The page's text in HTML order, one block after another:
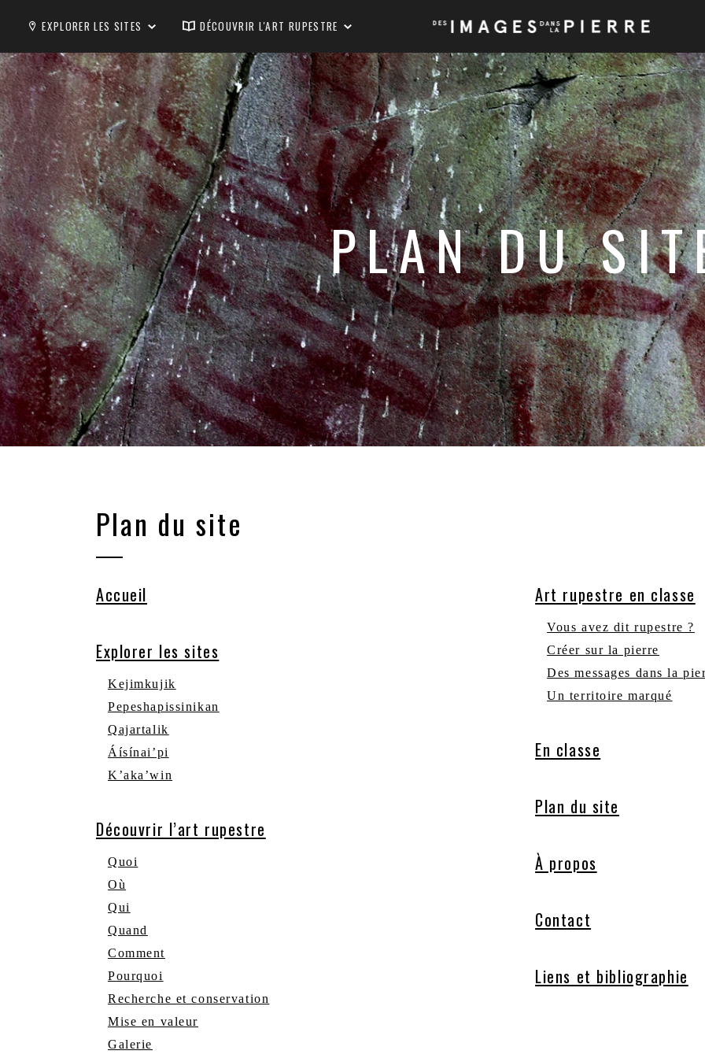
EXPLORER LES SITES DÉCOUVRIR L'ART RUPESTRE
PLAN DU
Plan du site
Accueil
Explorer les sites
Kejimkujik
Pepeshapissinikan
Qajartalik
Áísínai’pi
K’aka’win
Découvrir l’art rupestre
Quoi
Où
Qui
Quand
Comment
Pourquoi
Recherche et conservation
Mise en valeur
Galerie
Art rupestre en classe
Vous avez dit rupestre ?
Créer sur la pierre
Des messages dans la
Un territoire marqué
En classe
Plan du site
À propos
Contact
Liens et bibliographie